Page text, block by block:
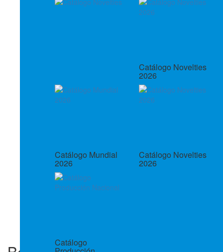
Catálogo Novelties
2026
Catálogo Mundial
2026
Catálogo Novelties
2026
Catálogo